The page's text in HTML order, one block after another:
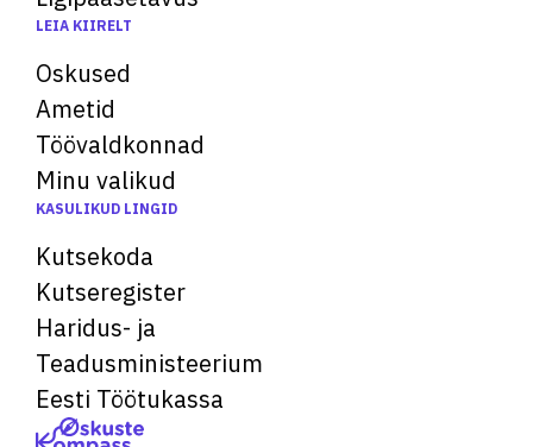
LEIA KIIRELT
Oskused
Ametid
Töövaldkonnad
Minu valikud
KASULIKUD LINGID
Kutsekoda
Kutseregister
Haridus- ja
Teadusministeerium
Eesti Töötukassa